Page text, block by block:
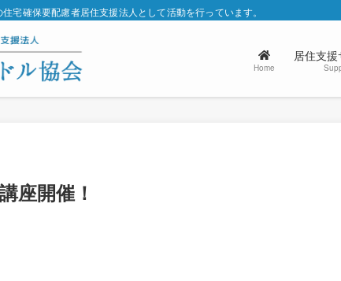
宅確保要配慮者居住支援法人として活動を行っています。
Home
居住支援
座開催！